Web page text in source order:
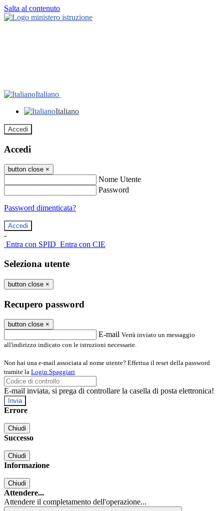
Salta al contenuto
Italiano
Italiano
Accedi
Accedi
button close ×
Nome Utente
Password
Password dimenticata?
-
Entra con SPID Entra con CIE
Seleziona utente
button close ×
Recupero password
button close ×
E-mail Verrà inviato un messaggio
all'indirizzo indicato con le istruzioni necessarie.
Non hai una e-mail associata al nome utente? Effettua il reset della password
tramite la Login Spaggiari
E-mail inviata, si prega di controllare la casella di posta elettronica!
Errore
Chiudi
Successo
Chiudi
Informazione
Chiudi
Attendere...
Attendere il completamento dell'operazione...